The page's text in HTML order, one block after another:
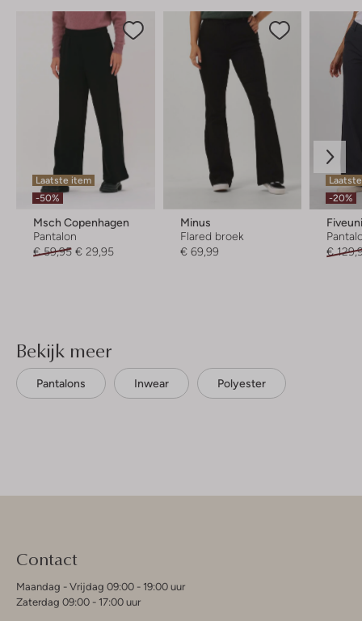
Laatste item
-50%
Msch Copenhagen
Pantalon
€ 59,95 € 29,95
Minus
Flared broek
€ 69,99
-20%
€
Bekijk meer
Pantalons Inwear Polyester
Contact
Maandag - Vrijdag 09:00 - 19:00 uur
Zaterdag 09:00 - 17:00 uur